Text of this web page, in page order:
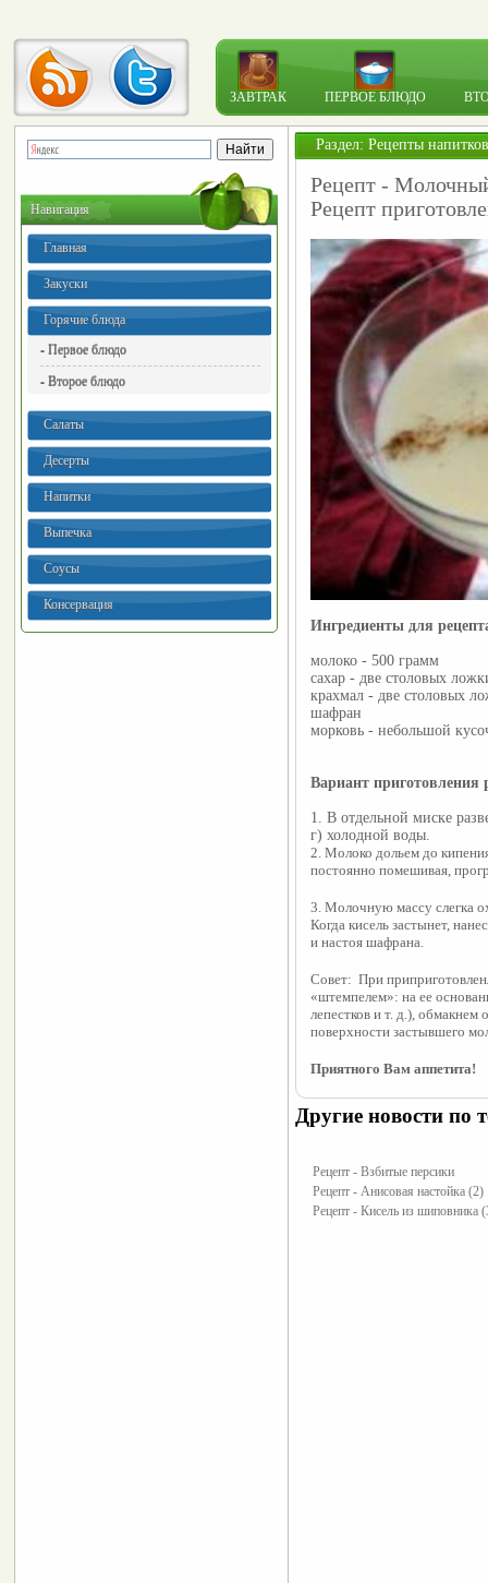
ЗАВТРАК ПЕРВОЕ БЛЮДО
Навигация
Главная
Закуски
Горячие блюда
- Первое блюдо
- Второе блюдо
Салаты
Десерты
Напитки
Выпечка
Соусы
Консервация
Раздел: Рецепты напитков
Рецепт -
Рецепт
Ингредиенты для
молоко - 500 грамм
сахар - две столовых
крахмал - две столовых
шафран
морковь - небольшой
Вариант приготовления
1. В отдельной миске
г) холодной воды.
2. Молоко дольем до
постоянно помешивая,
3. Молочную массу слегка
Когда кисель застынет,
и настоя шафрана.
Совет:  При
«штемпелем»: на ее
лепестков и т. д.),
поверхности застывшего
Приятного Вам аппетита!
Другие новости по
Рецепт - Взбитые персики
Рецепт - Анисовая настойка (2)
Рецепт - Кисель из шиповника